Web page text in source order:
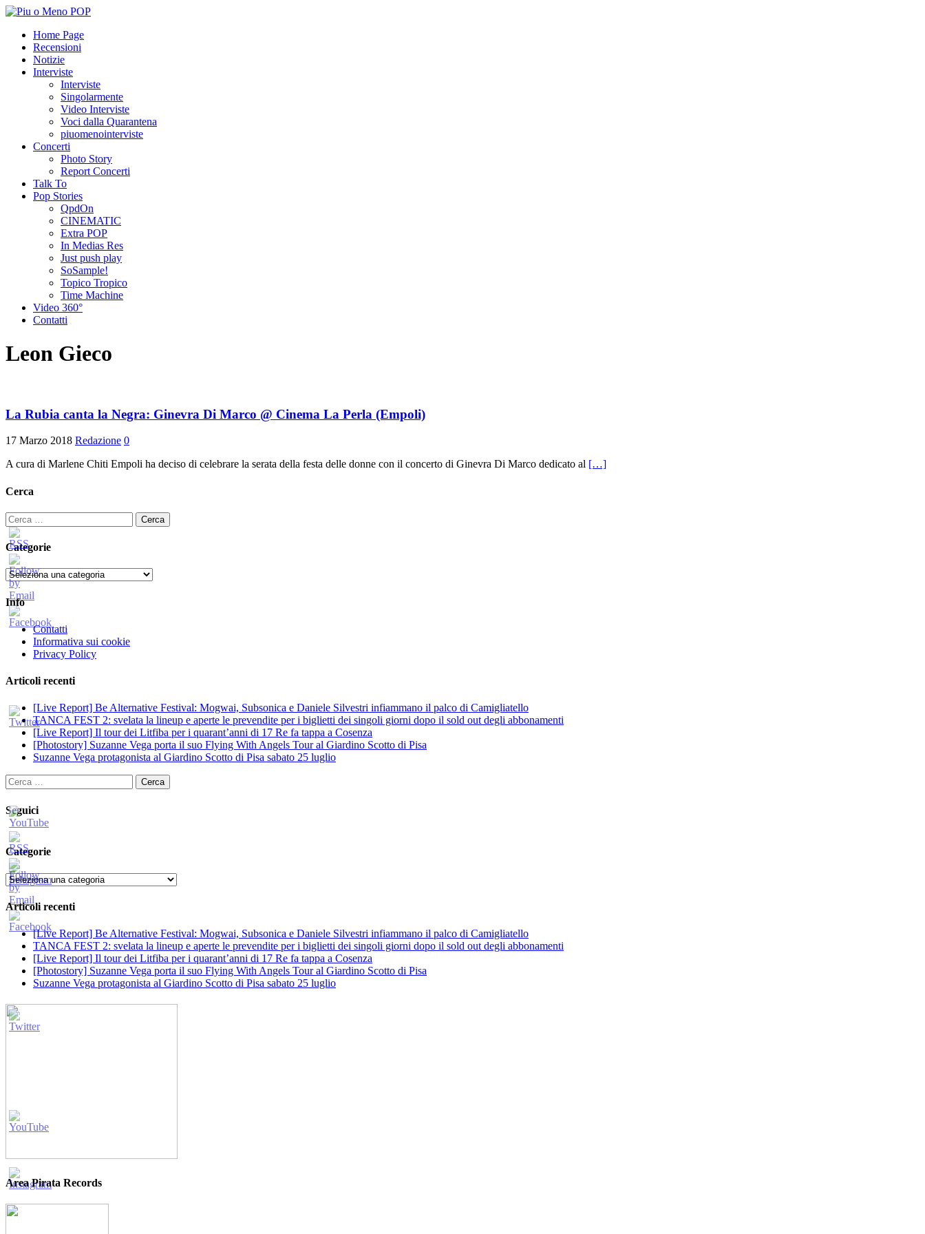
Home Page
Recensioni
Notizie
Interviste
Interviste
Singolarmente
Video Interviste
Voci dalla Quarantena
piuomenointerviste
Concerti
Photo Story
Report Concerti
Talk To
Pop Stories
QpdOn
CINEMATIC
Extra POP
In Medias Res
Just push play
SoSample!
Topico Tropico
Time Machine
Video 360°
Contatti
Leon Gieco
La Rubia canta la Negra: Ginevra Di Marco @ Cinema La Perla (Empoli)
17 Marzo 2018 Redazione 0
A cura di Marlene Chiti Empoli ha deciso di celebrare la serata della festa delle donne con il concerto di Ginevra Di Marco dedicato al […]
Cerca
Ricerca
per:
Categorie
Categorie
Info
Contatti
Informativa sui cookie
Privacy Policy
Articoli recenti
[Live Report] Be Alternative Festival: Mogwai, Subsonica e Daniele Silvestri infiammano il palco di Camigliatello
TANCA FEST 2: svelata la lineup e aperte le prevendite per i biglietti dei singoli giorni dopo il sold out degli abbonamenti
[Live Report] Il tour dei Litfiba per i quarant’anni di 17 Re fa tappa a Cosenza
[Photostory] Suzanne Vega porta il suo Flying With Angels Tour al Giardino Scotto di Pisa
Suzanne Vega protagonista al Giardino Scotto di Pisa sabato 25 luglio
Ricerca
per:
Seguici
Categorie
Categorie
Articoli recenti
[Live Report] Be Alternative Festival: Mogwai, Subsonica e Daniele Silvestri infiammano il palco di Camigliatello
TANCA FEST 2: svelata la lineup e aperte le prevendite per i biglietti dei singoli giorni dopo il sold out degli abbonamenti
[Live Report] Il tour dei Litfiba per i quarant’anni di 17 Re fa tappa a Cosenza
[Photostory] Suzanne Vega porta il suo Flying With Angels Tour al Giardino Scotto di Pisa
Suzanne Vega protagonista al Giardino Scotto di Pisa sabato 25 luglio
Area Pirata Records